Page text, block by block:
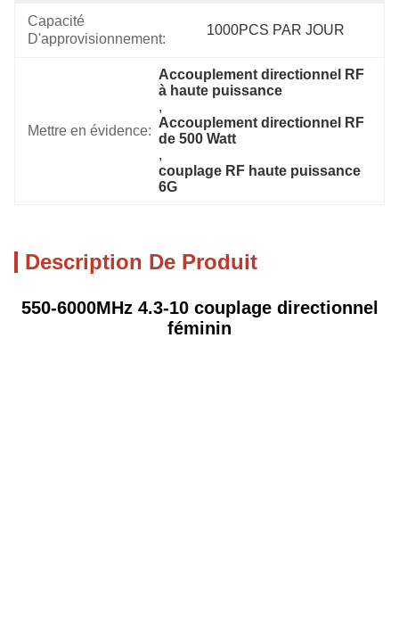
Capacité
D'approvisionnement:
1000PCS PAR JOUR
Mettre en évidence:
Accouplement directionnel RF
à haute puissance
,
Accouplement directionnel RF
de 500 Watt
,
couplage RF haute puissance
6G
Description De Produit
550-6000MHz 4.3-10 couplage directionnel
féminin